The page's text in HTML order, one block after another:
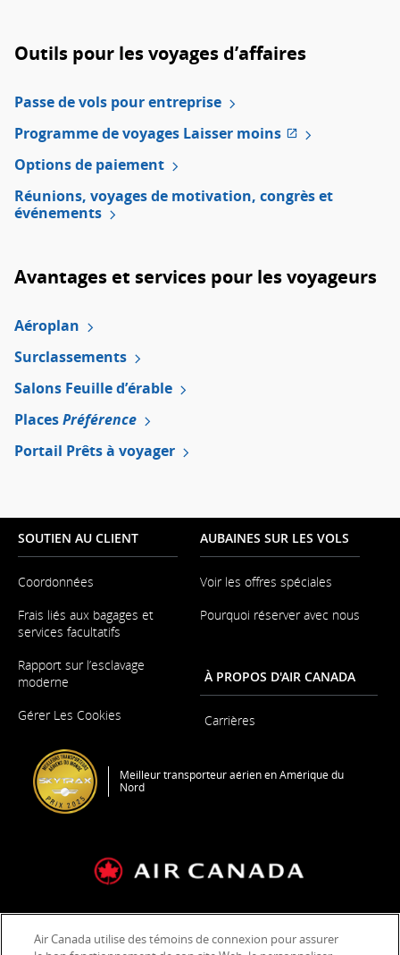
Outils pour les voyages d’affaires
Passe de vols pour entreprise
Programme de voyages Laisser moins
Site
qui
les
Options de paiement
Réunions, voyages de motivation, congrès et
événements
Avantages et services pour les voyageurs
Aéroplan
Surclassements
Salons Feuille d’érable
PlacesPréférence
Portail Prêts à voyager
SOUTIEN AU CLIENT
Coordonnées
une
nouvelle
Frais liés aux bagages et
services facultatifs
Rapport sur l’esclavage
moderne
dans
une
fenêtre
Gérer Les Cookies
AUBAINES SUR LES VOLS
Voir les offres spéciales
Pourquoi réserver avec nous
À PROPOS D'AIR CANADA
Carrières
nouvelle
Meilleur transporteur aérien en Amérique du
Nord
Air Canada utilise des témoins de connexion pour assurer